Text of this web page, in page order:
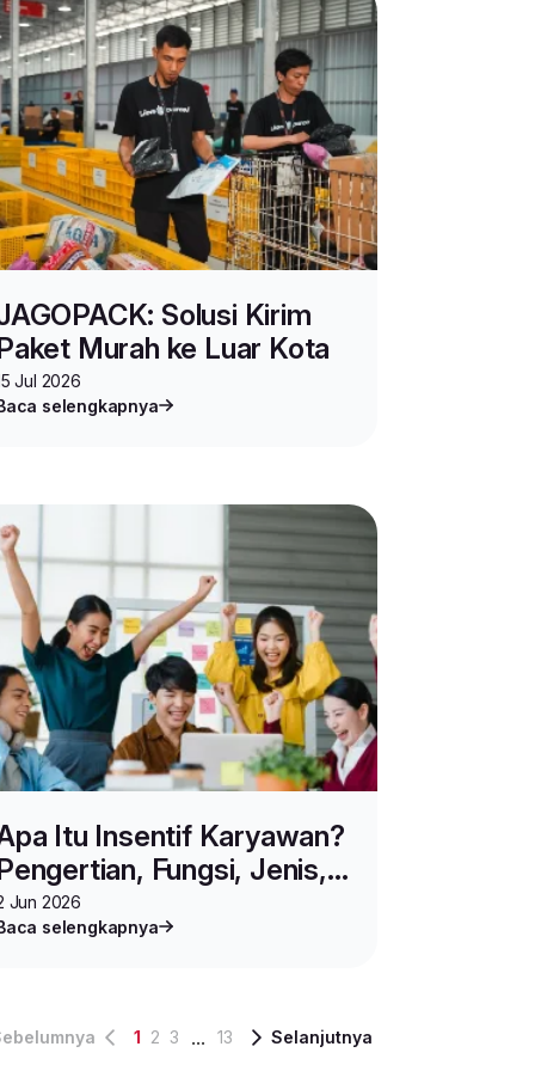
Solusi Kirim
Murah ke Luar Kota
Jul 2026
selengkapnya
Itu Insentif Karyawan?
Fungsi, Jenis,
Cara Hitung
Jun 2026
selengkapnya
1 2 3 ... 13 Selanjutnya